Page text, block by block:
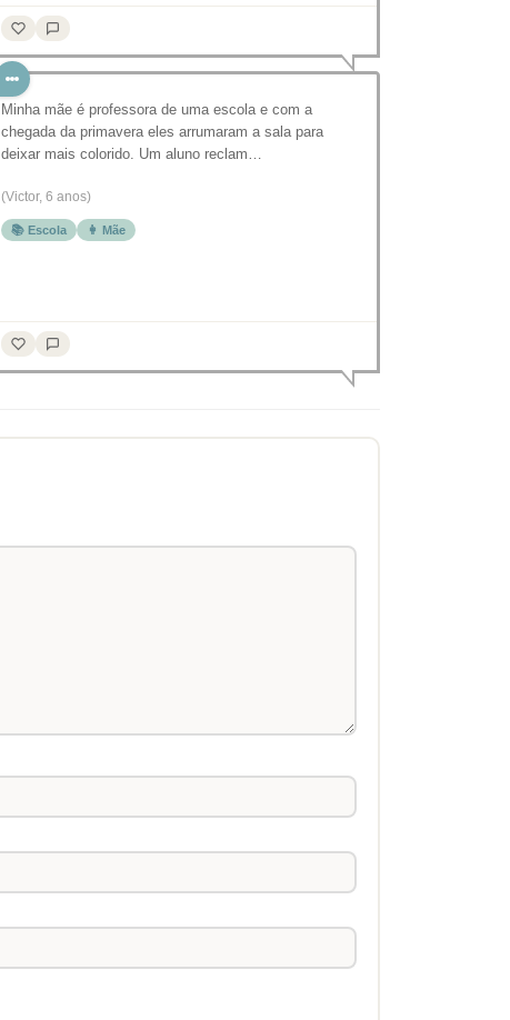
Minha mãe é professora de uma escola e com a
chegada da primavera eles arrumaram a sala para
deixar mais colorido. Um aluno reclam…
(Victor, 6 anos)
📚 Escola 👩 Mãe